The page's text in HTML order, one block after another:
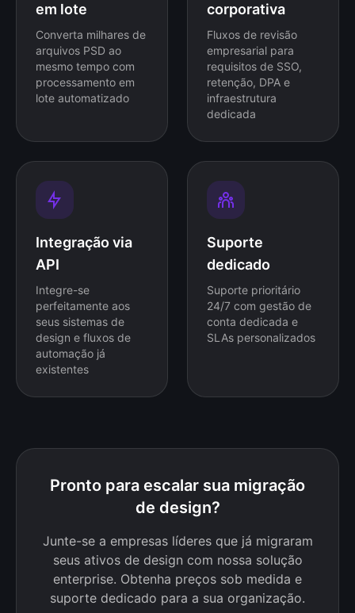
em lote
Converta milhares de
arquivos PSD ao
mesmo tempo com
processamento em
lote automatizado
corporativa
Fluxos de revisão
empresarial para
requisitos de SSO,
retenção, DPA e
infraestrutura
dedicada
Integração via
API
Integre-se
perfeitamente aos
seus sistemas de
design e fluxos de
automação já
existentes
Suporte
dedicado
Suporte prioritário
24/7 com gestão de
conta dedicada e
SLAs personalizados
Pronto para escalar sua migração
de design?
Junte-se a empresas líderes que já migraram
seus ativos de design com nossa solução
enterprise. Obtenha preços sob medida e
suporte dedicado para a sua organização.